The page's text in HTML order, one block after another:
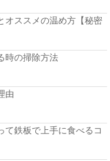
オススメの温め方【秘密
時の掃除方法
由
て鉄板で上手に食べるコ